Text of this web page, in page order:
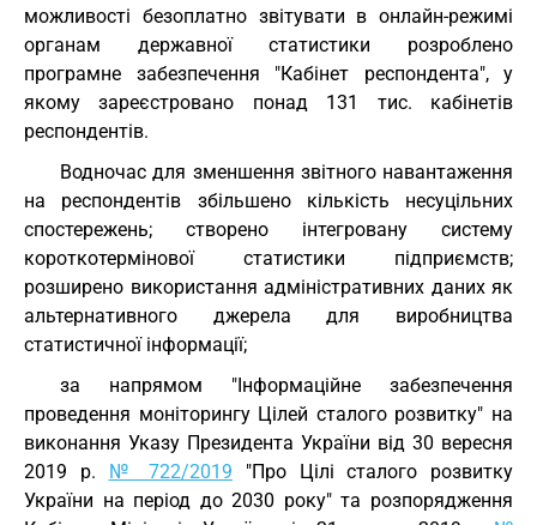
можливості безоплатно звітувати в онлайн-режимі
органам державної статистики розроблено
програмне забезпечення "Кабінет респондента", у
якому зареєстровано понад 131 тис. кабінетів
респондентів.
Водночас для зменшення звітного навантаження
на респондентів збільшено кількість несуцільних
спостережень; створено інтегровану систему
короткотермінової статистики підприємств;
розширено використання адміністративних даних як
альтернативного джерела для виробництва
статистичної інформації;
за напрямом "Інформаційне забезпечення
проведення моніторингу Цілей сталого розвитку" на
виконання Указу Президента України від 30 вересня
2019 р. № 722/2019 "Про Цілі сталого розвитку
України на період до 2030 року" та розпорядження